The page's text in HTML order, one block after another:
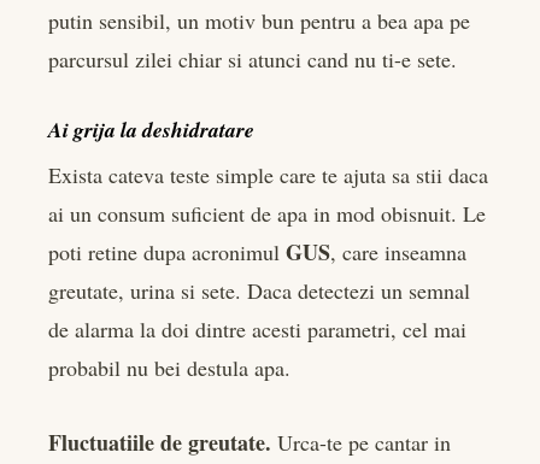
putin sensibil, un motiv bun pentru a bea apa pe
parcursul zilei chiar si atunci cand nu ti-e sete.
Ai grija la deshidratare
Exista cateva teste simple care te ajuta sa stii daca
ai un consum suficient de apa in mod obisnuit. Le
poti retine dupa acronimul GUS, care inseamna
greutate, urina si sete. Daca detectezi un semnal
de alarma la doi dintre acesti parametri, cel mai
probabil nu bei destula apa.
Fluctuatiile de greutate. Urca-te pe cantar in